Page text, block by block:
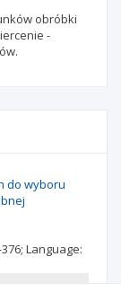
obróbki
-
do wyboru
Language:
na